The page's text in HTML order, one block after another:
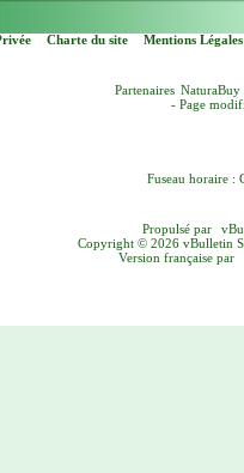
Charte du site Mentions Légales
Partenaires NaturaBuy
- Page
Fuseau horaire :
Propulsé par
Copyright © 2026 vBulletin
Version française par